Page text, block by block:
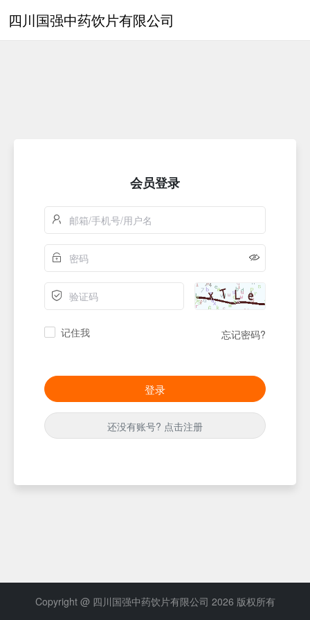
四川国强中药饮片有限公司
会员登录
记住我 忘记密码?
登录
还没有账号? 点击注册
Copyright @ 四川国强中药饮片有限公司 2026 版权所有